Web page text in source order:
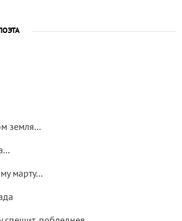
земля...
марту...